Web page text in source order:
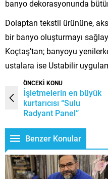
banyo dekorasyonunda
Dolaptan tekstil ürününe,
bir banyo oluşturmayı
Koçtaş’tan; banyoyu
ustalara ise Ustabilir
ÖNCEKİ KONU
İşletmelerin en büyük
kurtarıcısı “Sulu
Radyant Panel”
Benzer Konular